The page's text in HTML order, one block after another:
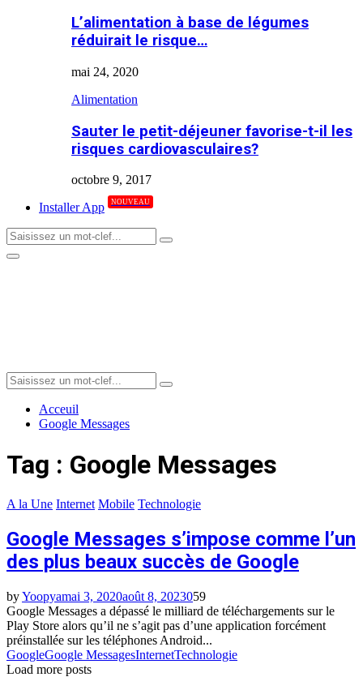
L’alimentation à base de légumes
réduirait le risque…
mai 24, 2020
Alimentation
Sauter le petit-déjeuner favorise-t-il les
risques cardiovasculaires?
octobre 9, 2017
Installer App
NOUVEAU
Search
for:
Search
Primary
Search
for:
Search
Acceuil
Google Messages
Tag : Google Messages
A la Une Internet Mobile Technologie
Google Messages s’impose comme l’un
des plus beaux succès de Google
byYoopyamai 3, 2020août 8, 2023059
Google Messages a dépassé le milliard de téléchargements sur le
Play Store alors qu’il ne s’agit pas d’une application forcément
préinstallée sur les téléphones Android...
GoogleGoogle MessagesInternetTechnologie
Load more posts